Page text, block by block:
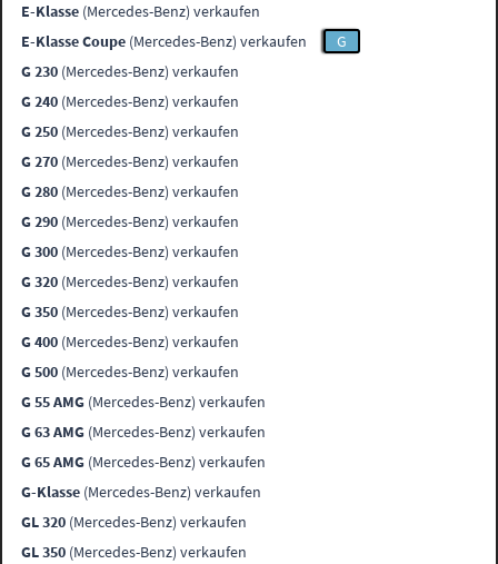
E-Klasse (Mercedes-Benz) verkaufen
E-Klasse Coupe (Mercedes-Benz) verkaufen
G
G 230 (Mercedes-Benz) verkaufen
G 240 (Mercedes-Benz) verkaufen
G 250 (Mercedes-Benz) verkaufen
G 270 (Mercedes-Benz) verkaufen
G 280 (Mercedes-Benz) verkaufen
G 290 (Mercedes-Benz) verkaufen
G 300 (Mercedes-Benz) verkaufen
G 320 (Mercedes-Benz) verkaufen
G 350 (Mercedes-Benz) verkaufen
G 400 (Mercedes-Benz) verkaufen
G 500 (Mercedes-Benz) verkaufen
G 55 AMG (Mercedes-Benz) verkaufen
G 63 AMG (Mercedes-Benz) verkaufen
G 65 AMG (Mercedes-Benz) verkaufen
G-Klasse (Mercedes-Benz) verkaufen
GL 320 (Mercedes-Benz) verkaufen
GL 350 (Mercedes-Benz) verkaufen